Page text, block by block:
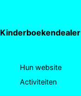
Kinderboekendealer
Hun website
Activiteiten